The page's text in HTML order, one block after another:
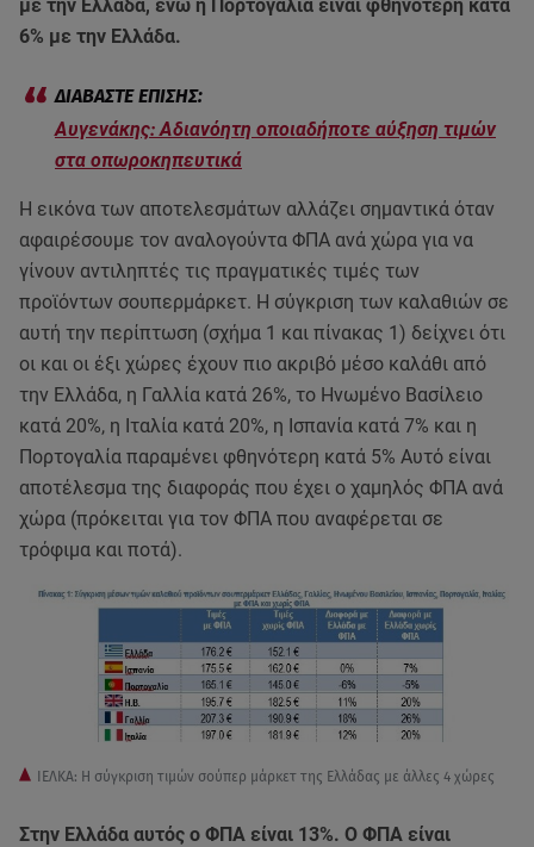
με την Ελλάδα, ενώ η Πορτογαλία είναι φθηνότερη κατά
6% με την Ελλάδα.
Αυγενάκης: Αδιανόητη οποιαδήποτε αύξηση τιμών
στα οπωροκηπευτικά
Η εικόνα των αποτελεσμάτων αλλάζει σημαντικά όταν
αφαιρέσουμε τον αναλογούντα ΦΠΑ ανά χώρα για να
γίνουν αντιληπτές τις πραγματικές τιμές των
προϊόντων σουπερμάρκετ. Η σύγκριση των καλαθιών σε
αυτή την περίπτωση (σχήμα 1 και πίνακας 1) δείχνει ότι
οι και οι έξι χώρες έχουν πιο ακριβό μέσο καλάθι από
την Ελλάδα, η Γαλλία κατά 26%, το Ηνωμένο Βασίλειο
κατά 20%, η Ιταλία κατά 20%, η Ισπανία κατά 7% και η
Πορτογαλία παραμένει φθηνότερη κατά 5% Αυτό είναι
αποτέλεσμα της διαφοράς που έχει ο χαμηλός ΦΠΑ ανά
χώρα (πρόκειται για τον ΦΠΑ που αναφέρεται σε
τρόφιμα και ποτά).
ΙΕΛΚΑ: Η σύγκριση τιμών σούπερ μάρκετ της Ελλάδας με άλλες 4 χώρες
Στην Ελλάδα αυτός ο ΦΠΑ είναι 13%. Ο ΦΠΑ είναι